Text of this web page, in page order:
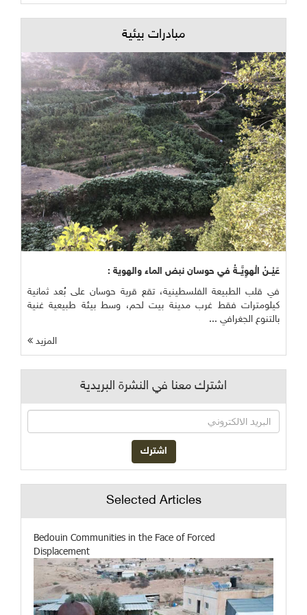
مبادرات بيئية
عَيْــنُ الْهوِيَّــةُ في حوسان نبض الماء والهوية :
في قلب الطبيعة الفلسطينية، تقع قرية حوسان على بُعد ثمانية
كيلومترات فقط غرب مدينة بيت لحم، وسط بيئة طبيعية غنية
بالتنوع الجغرافي ...
المزيد
اشترك معنا في النشرة البريدية
Selected Articles
Bedouin Communities in the Face of Forced
Displacement